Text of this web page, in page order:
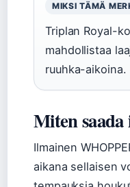
MIKSI TÄMÄ
Triplan Royal-
mahdollistaa
ruuhka-aikoina.
Miten
Ilmainen
aikana sellaisen